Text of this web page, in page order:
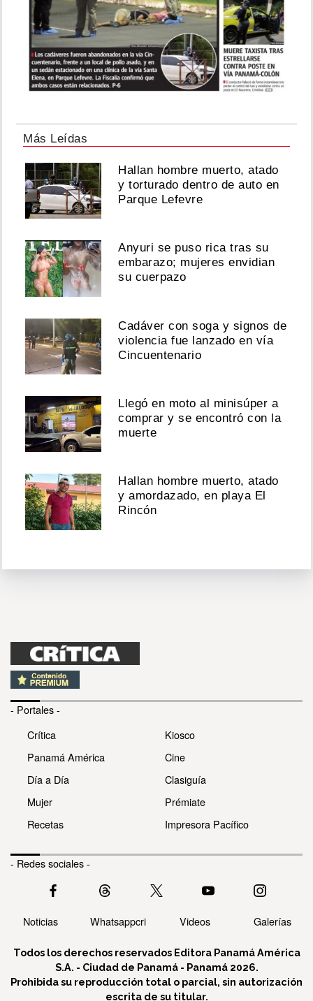
Más Leídas
Hallan hombre muerto, atado
y torturado dentro de auto en
Parque Lefevre
Anyuri se puso rica tras su
embarazo; mujeres envidian
su cuerpazo
Cadáver con soga y signos de
violencia fue lanzado en vía
Cincuentenario
Llegó en moto al minisúper a
comprar y se encontró con la
muerte
Hallan hombre muerto, atado
y amordazado, en playa El
Rincón
- Portales -
Crítica
Panamá América
Día a Día
Mujer
Recetas
Kiosco
Cine
Clasiguía
Prémiate
Impresora Pacífico
- Redes sociales -
Noticias Whatsappcri Videos Galerías
Todos los derechos reservados Editora Panamá América
S.A. - Ciudad de Panamá - Panamá 2026.
Prohibida su reproducción total o parcial, sin autorización
escrita de su titular.